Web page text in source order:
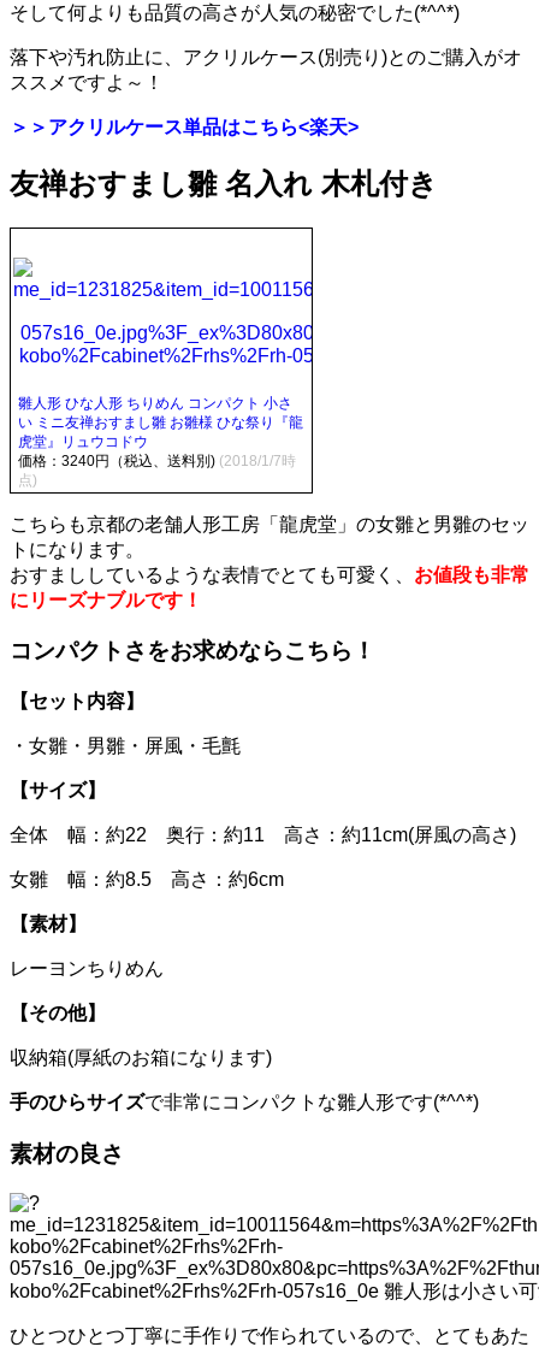
そして何よりも品質の高さが人気の秘密でした(*^^*)
落下や汚れ防止に、アクリルケース(別売り)とのご購入がオ
ススメですよ～！
＞＞ アクリルケース単品はこちら<楽天>
友禅おすまし雛 名入れ 木札付き
雛人形 ひな人形 ちりめん コンパクト 小さ
い ミニ友禅おすまし雛 お雛様 ひな祭り『龍
虎堂』リュウコドウ
価格：3240円（税込、送料別) (2018/1/7時
点)
こちらも京都の老舗人形工房「龍虎堂」の女雛と男雛のセッ
トになります。
おすまししているような表情でとても可愛く、 お値段も非常
にリーズナブルです！
コンパクトさをお求めならこちら！
【セット内容】
・女雛・男雛・屏風・毛氈
【サイズ】
全体 幅：約22 奥行：約11 高さ：約11cm(屏風の高さ)
女雛 幅：約8.5 高さ：約6cm
【素材】
レーヨンちりめん
【その他】
収納箱(厚紙のお箱になります)
手のひらサイズで非常にコンパクトな雛人形です(*^^*)
素材の良さ
ひとつひとつ丁寧に手作りで作られているので、とてもあた